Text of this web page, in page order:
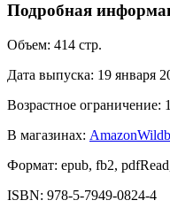
Подробная
Объем: 414 стр.
Дата выпуска: 19 января
Возрастное ограничение:
В магазинах: Amazon
Формат: epub, fb2,
ISBN: 978-5-7949-0824-4